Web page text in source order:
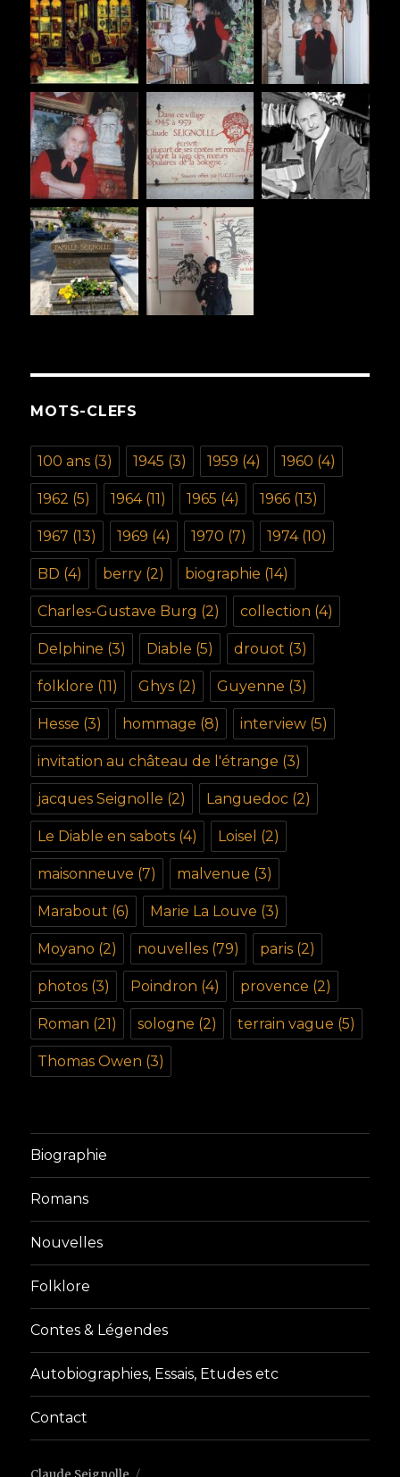
MOTS-CLEFS
100 ans (3) 1945 (3) 1959 (4) 1960 (4)
1962 (5) 1964(11) 1965 (4) 1966 (13)
1967 (13) 1969 (4) 1970 (7) 1974(10)
BD (4) berry (2) biographie (14)
Charles-Gustave Burg (2) collection (4)
Delphine (3) Diable (5) drouot (3)
folklore (11) Ghys (2) Guyenne (3)
Hesse (3) hommage (8) interview (5)
invitation au château de l'étrange (3)
jacques Seignolle (2) Languedoc (2)
Le Diable en sabots (4) Loisel (2)
maisonneuve (7) malvenue (3)
Marabout (6) Marie La Louve (3)
Moyano (2) nouvelles (79) paris (2)
photos (3) Poindron (4) provence (2)
Roman (21) sologne (2) terrain vague (5)
Thomas Owen (3)
Biographie
Romans
Nouvelles
Folklore
Contes & Légendes
Autobiographies, Essais, Etudes etc
Contact